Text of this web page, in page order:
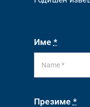
Име *
Презиме *